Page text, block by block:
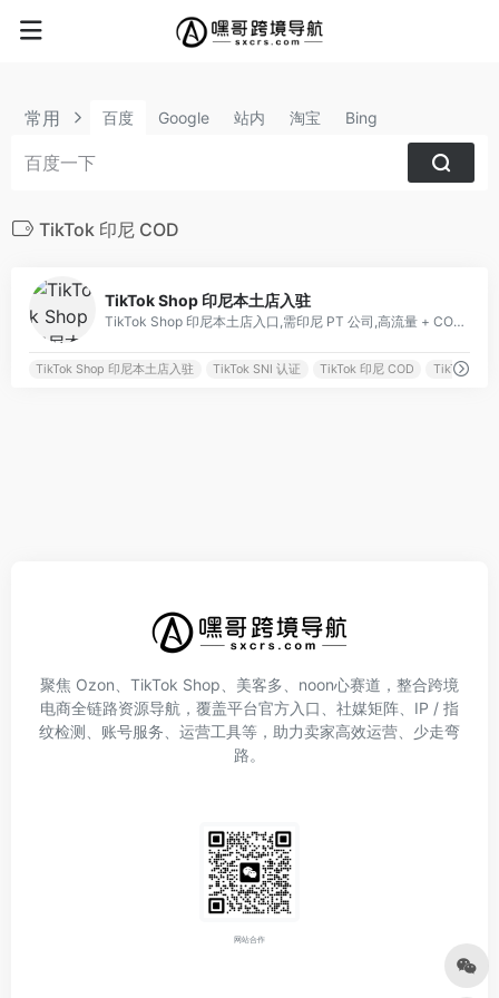
常用 百度 Google 站内 淘宝 Bing
TikTok 印尼 COD
TikTok Shop 印尼本土店入驻
TikTok Shop 印尼本土店入口,需印尼 PT 公司,高流量 + COD 适配
TikTok Shop 印尼本土店入驻 TikTok SNI 认证 TikTok 印尼 COD TikTok 印
聚焦 Ozon、TikTok Shop、美客多、noon心赛道，整合跨境
电商全链路资源导航，覆盖平台官方入口、社媒矩阵、IP / 指
纹检测、账号服务、运营工具等，助力卖家高效运营、少走弯
路。
网站合作